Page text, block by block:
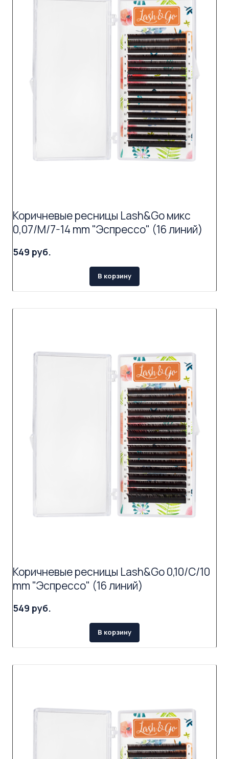
Коричневые ресницы Lash&Go микс
0,07/M/7-14 mm "Эспрессо" (16 линий)
549 руб.
В корзину
Коричневые ресницы Lash&Go 0,10/C/10
mm "Эспрессо" (16 линий)
549 руб.
В корзину